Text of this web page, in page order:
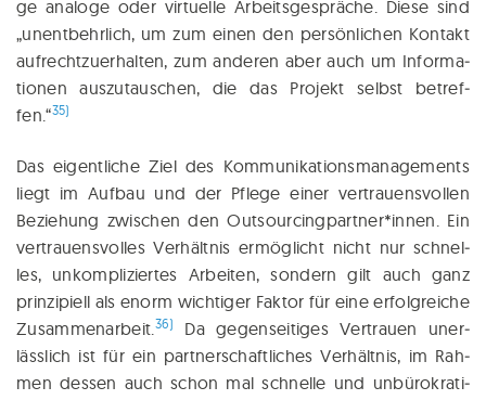
ge ana­lo­ge oder vir­tu­el­le Arbeits­ge­sprä­che. Die­se sind
„unent­behr­lich, um zum einen den per­sön­li­chen Kon­takt
auf­recht­zu­er­hal­ten, zum ande­ren aber auch um Infor­ma­
tio­nen aus­zu­tau­schen, die das Pro­jekt selbst betref­
fen.“35)
Das eigent­li­che Ziel des Kom­mu­ni­ka­ti­ons­ma­nage­ments
liegt im Auf­bau und der Pfle­ge einer vertrauens­vollen
Bezie­hung zwi­schen den Outsourcingpartner*innen. Ein
ver­trau­ens­vol­les Ver­hält­nis ermög­licht nicht nur schnel­
les, unkom­pli­zier­tes Arbei­ten, son­dern gilt auch ganz
prin­zi­pi­ell als enorm wich­ti­ger Fak­tor für eine erfolg­rei­che
Zusam­men­ar­beit.36)
Da gegen­sei­ti­ges Ver­trau­en uner­
läss­lich ist für ein partner­schaftliches Ver­hält­nis, im Rah­
men des­sen auch schon mal schnel­le und unbü­ro­kra­ti­